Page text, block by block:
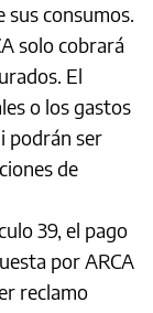
consumos.
solo cobrará
El
o los gastos
podrán ser
de
39, el pago
por ARCA
reclamo